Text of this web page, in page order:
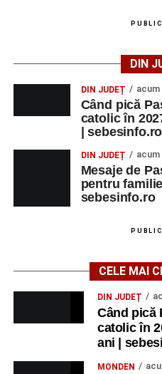
DIN
DIN JUDEȚ acum
Când pică
catolic în
| sebesinfo.ro
DIN JUDEȚ acum
Mesaje de
pentru
sebesinfo.ro
CELE MAI
DIN JUDEȚ
Când pică
catolic în
ani |
MONDEN